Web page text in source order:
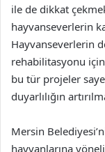
ile de dikkat
hayvanseverlerin
Hayvanseverlerin
rehabilitasyonu
bu tür projeler
duyarlılığın
Mersin
hayvanlarına